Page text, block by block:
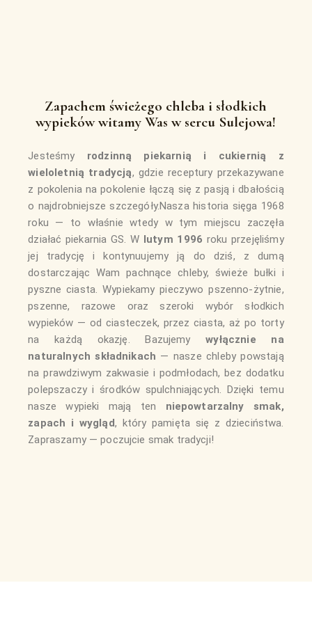
Zapachem świeżego chleba i słodkich
wypieków witamy Was w sercu Sulejowa!
Jesteśmy rodzinną piekarnią i cukiernią z
wieloletnią tradycją, gdzie receptury przekazywane
z pokolenia na pokolenie łączą się z pasją i dbałością
o najdrobniejsze szczegóły.Nasza historia sięga 1968
roku — to właśnie wtedy w tym miejscu zaczęła
działać piekarnia GS. W lutym 1996 roku przejęliśmy
jej tradycję i kontynuujemy ją do dziś, z dumą
dostarczając Wam pachnące chleby, świeże bułki i
pyszne ciasta. Wypiekamy pieczywo pszenno-żytnie,
pszenne, razowe oraz szeroki wybór słodkich
wypieków — od ciasteczek, przez ciasta, aż po torty
na każdą okazję. Bazujemywyłącznie na
naturalnych składnikach — nasze chleby powstają
na prawdziwym zakwasie i podmłodach, bez dodatku
polepszaczy i środków spulchniających. Dzięki temu
nasze wypieki mają ten niepowtarzalny smak,
zapach i wygląd, który pamięta się z dzieciństwa.
Zapraszamy — poczujcie smak tradycji!